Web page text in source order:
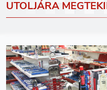
UTOLJÁRA